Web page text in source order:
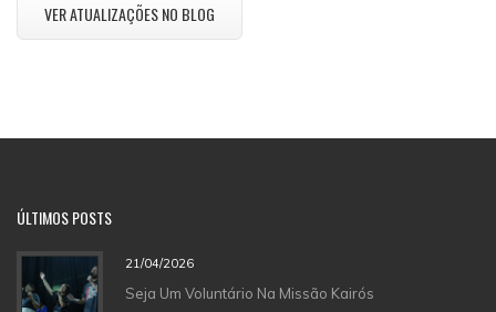
VER ATUALIZAÇÕES NO BLOG
ÚLTIMOS POSTS
21/04/2026
Seja Um Voluntário Na Missão Kairós